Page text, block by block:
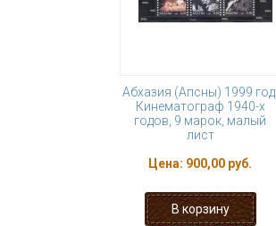
Абхазия (Апсны) 1999 год.
Кинематограф 1940-х
годов, 9 марок, малый
лист
Цена: 900,00 руб.